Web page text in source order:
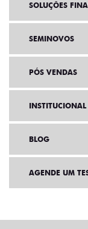
SOLUÇÕES
SEMINOVOS
PÓS VENDAS
INSTITUCIONAL
BLOG
AGENDE UM